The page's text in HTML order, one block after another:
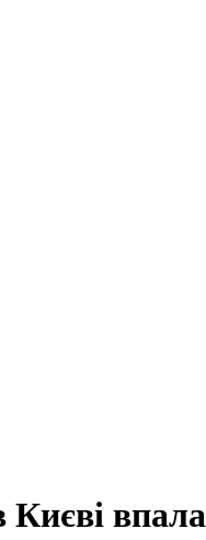
Києві